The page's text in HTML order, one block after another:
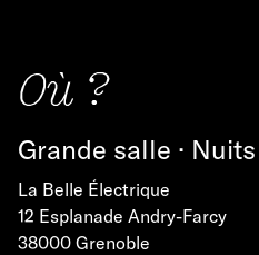
Où ?
Grande salle · Nuits
La Belle Électrique
12 Esplanade Andry-Farcy
38000 Grenoble